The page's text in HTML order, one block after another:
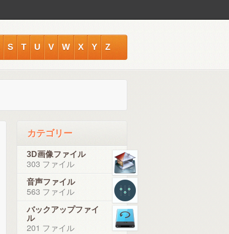
S T U V W X Y Z
カテゴリー
3D画像ファイル
303 ファイル
音声ファイル
563 ファイル
バックアップファイ
ル
201 ファイル